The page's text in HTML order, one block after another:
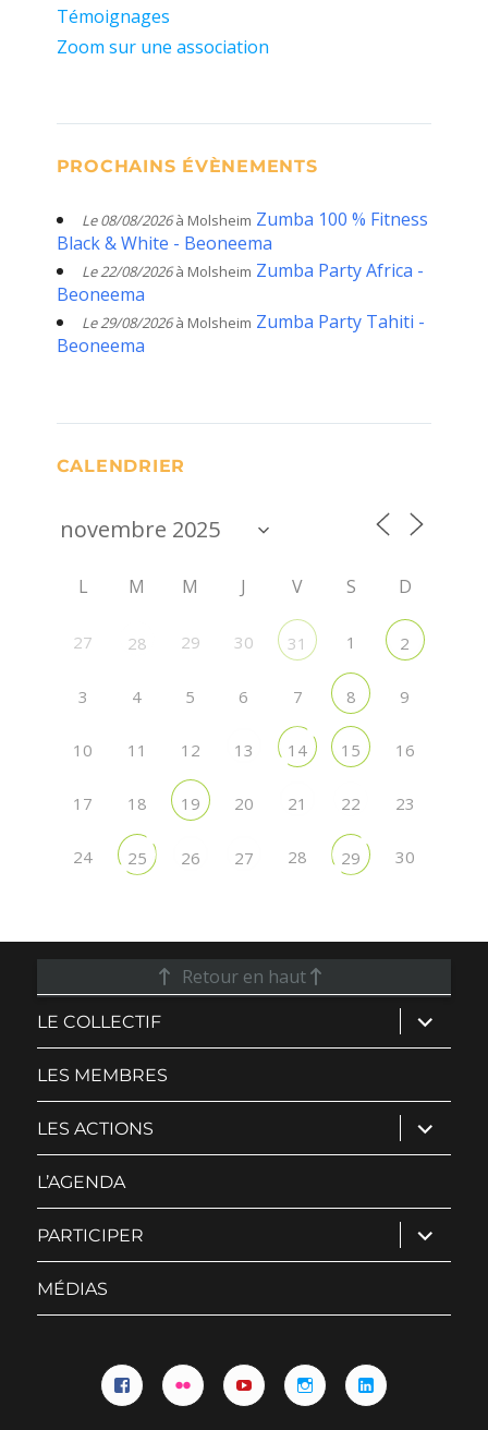
Témoignages
Zoom sur une association
PROCHAINS ÉVÈNEMENTS
Le 08/08/2026à Molsheim Zumba 100 % Fitness
Black & White - Beoneema
Le 22/08/2026à Molsheim Zumba Party Africa -
Beoneema
Le 29/08/2026à Molsheim Zumba Party Tahiti -
Beoneema
CALENDRIER
L M M J V S D
27 28 29 30 31 1 2
3 4 5 6 7 8 9
10 11 12 13 14 15 16
17 18 19 20 21 22 23
24 25 26 27 28 29 30
Retour en haut
LE COLLECTIF ouvrir
le
sous-
LES MEMBRES
LES ACTIONS ouvrir
le
sous-
L’AGENDA
PARTICIPER ouvrir
le
sous-
MÉDIAS